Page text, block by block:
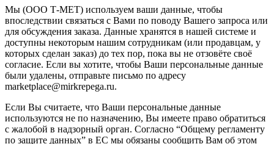
Мы (ООО Т-МЕТ) используем ваши данные, чтобы
впоследствии связаться с Вами по поводу Вашего запроса или
для обсуждения заказа. Данные хранятся в нашей системе и
доступны некоторым нашим сотрудникам (или продавцам, у
которых сделан заказ) до тех пор, пока вы не отзовёте своё
согласие. Если вы хотите, чтобы Ваши персональные данные
были удалены, отправьте письмо по адресу
marketplace@mirkrepega.ru.
Если Вы считаете, что Ваши персональные данные
используются не по назначению, Вы имеете право обратиться
с жалобой в надзорный орган. Согласно “Общему регламенту
по защите данных” в ЕС мы обязаны сообщить Вам об этом